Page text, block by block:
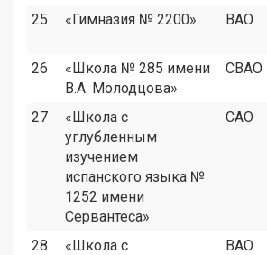
25 «Гимназия № 2200» ВАО
26
«Школа № 285 имени
В.А. Молодцова»
СВАО
27
«Школа с
углубленным
изучением
испанского языка №
1252 имени
Сервантеса»
САО
28
«Школа с
ВАО